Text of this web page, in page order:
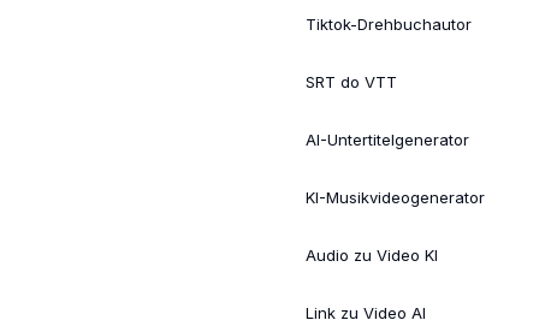
Tiktok-Drehbuchautor
SRT do VTT
AI-Untertitelgenerator
KI-Musikvideogenerator
Audio zu Video KI
Link zu Video AI